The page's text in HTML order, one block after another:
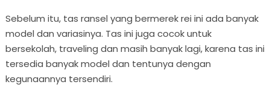
Sebelum itu, tas ransel yang bermerek rei ini ada banyak
model dan variasinya. Tas ini juga cocok untuk
bersekolah, traveling dan masih banyak lagi, karena tas ini
tersedia banyak model dan tentunya dengan
kegunaannya tersendiri.